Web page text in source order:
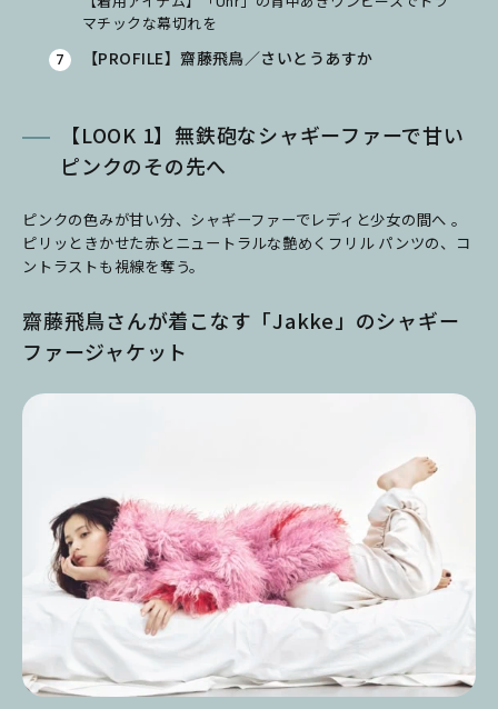
マチックな幕切れを
【PROFILE】齋藤飛鳥／さいとうあすか
【LOOK 1】無鉄砲なシャギーファーで甘い
ピンクのその先へ
ピンクの色みが甘い分、シャギーファーでレディと少女の間へ 。
ピリッときかせた赤とニュートラルな艶めくフリル パンツの、コ
ントラストも視線を奪う。
齋藤飛鳥さんが着こなす「Jakke」のシャギー
ファージャケット